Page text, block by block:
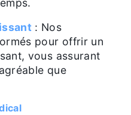
: Nos
pour offrir un
vous assurant
que